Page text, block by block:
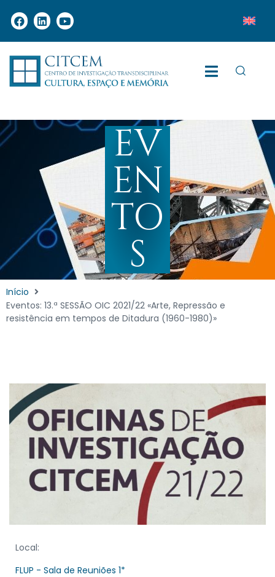
EV
EN
TO
S
Início
Eventos: 13.ª SESSÃO OIC 2021/22 «Arte, Repressão e
resistência em tempos de Ditadura (1960-1980)»
Local:
FLUP - Sala de Reuniões 1*